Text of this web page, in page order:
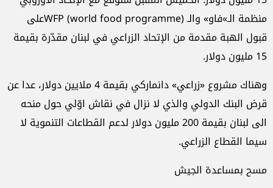
منظمة الـ»فاو» والـ WFP (world food programme)على
قبول الهبة مقدمة من الإتحاد الزراعي في لبنان مقدّرة بقيمة
15 مليون دولار.
وهناك مشروع «زراعي» دانماركي بقيمة 4 ملايين دولار، عدا عن
قرض البنك الدولي والذي لا نزال في نقاش اوّلي حول منحه
الى لبنان بقيمة 200 مليون دولار لدعم القطاعات التنموية لا
سيما القطاع الزراعي.
مسح بمساعدة الجيش